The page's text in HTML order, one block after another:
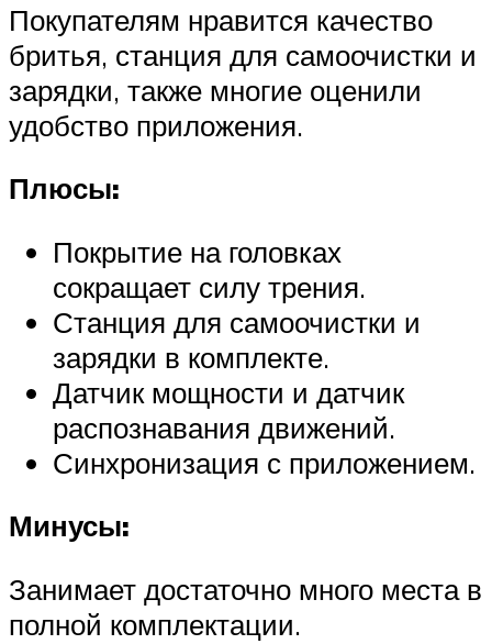
Покупателям нравится качество
бритья, станция для самоочистки и
зарядки, также многие оценили
удобство приложения.
Плюсы:
Покрытие на головках
сокращает силу трения.
Станция для самоочистки и
зарядки в комплекте.
Датчик мощности и датчик
распознавания движений.
Синхронизация с приложением.
Минусы:
Занимает достаточно много места в
полной комплектации.